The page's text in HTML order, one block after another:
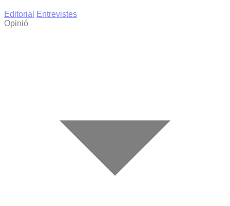
Editorial
Entrevistes
Opinió